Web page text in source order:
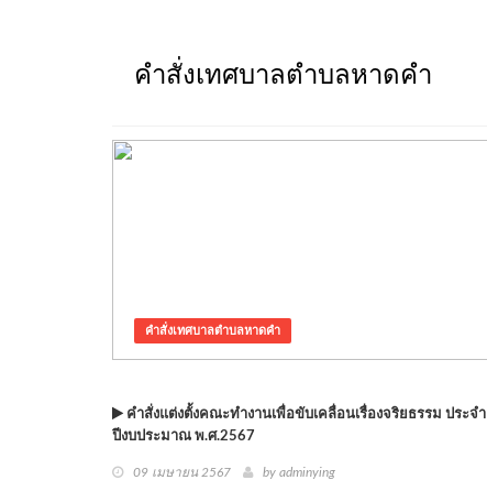
คำสั่งเทศบาลตำบลหาดคำ
คำสั่งเทศบาลตำบลหาดคำ
คำสั่งแต่งตั้งคณะทำงานเพื่อขับเคลื่อนเรื่องจริยธรรม ประจำ
ปีงบประมาณ พ.ศ.2567
09 เมษายน 2567 by adminying